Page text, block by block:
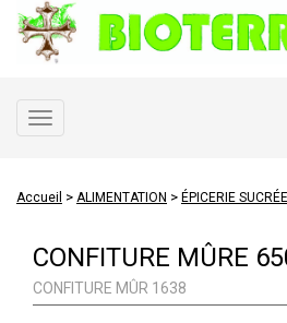
Toggle
navigation
Accueil > ALIMENTATION > ÉPICERIE SUCRÉE
CONFITURE MÛRE
CONFITURE MÛR 1638